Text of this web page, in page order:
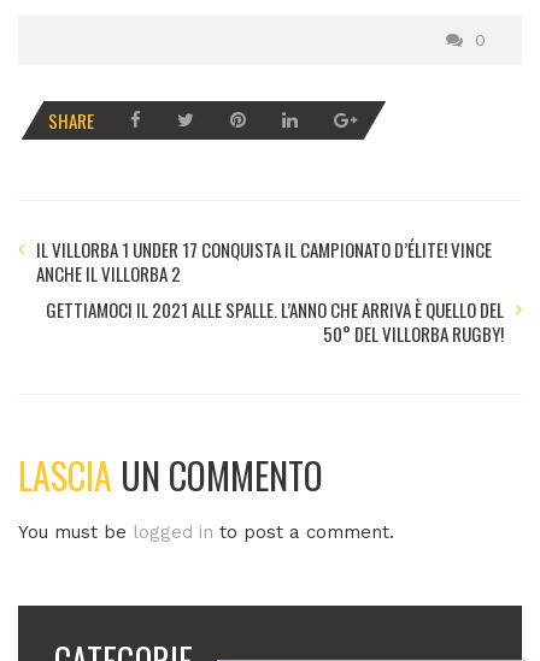
0
SHARE
IL VILLORBA 1 UNDER 17 CONQUISTA IL CAMPIONATO D’ÉLITE! VINCE
ANCHE IL VILLORBA 2
GETTIAMOCI IL 2021 ALLE SPALLE. L’ANNO CHE ARRIVA È QUELLO DEL
50° DEL VILLORBA RUGBY!
LASCIA UN COMMENTO
You must be logged in to post a comment.